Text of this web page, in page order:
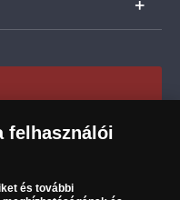
évi CXII.
9.00 és 17.00
óra között)
felhasználói
és további